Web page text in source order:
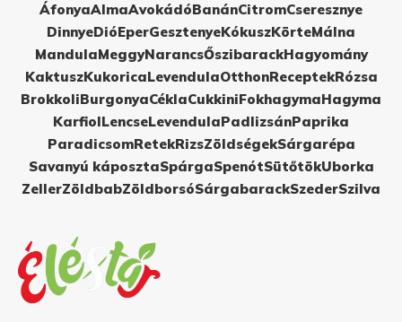
ÁfonyaAlmaAvokádóBanánCitromCseresznye
DinnyeDióEperGesztenyeKókuszKörteMálna
MandulaMeggyNarancsŐszibarackHagyomány
KaktuszKukoricaLevendulaOtthonReceptekRózsa
BrokkoliBurgonyaCéklaCukkiniFokhagymaHagyma
KarfiolLencseLevendulaPadlizsánPaprika
ParadicsomRetekRizsZöldségekSárgarépa
Savanyú káposztaSpárgaSpenótSütőtökUborka
ZellerZöldbabZöldborsóSárgabarackSzederSzilva